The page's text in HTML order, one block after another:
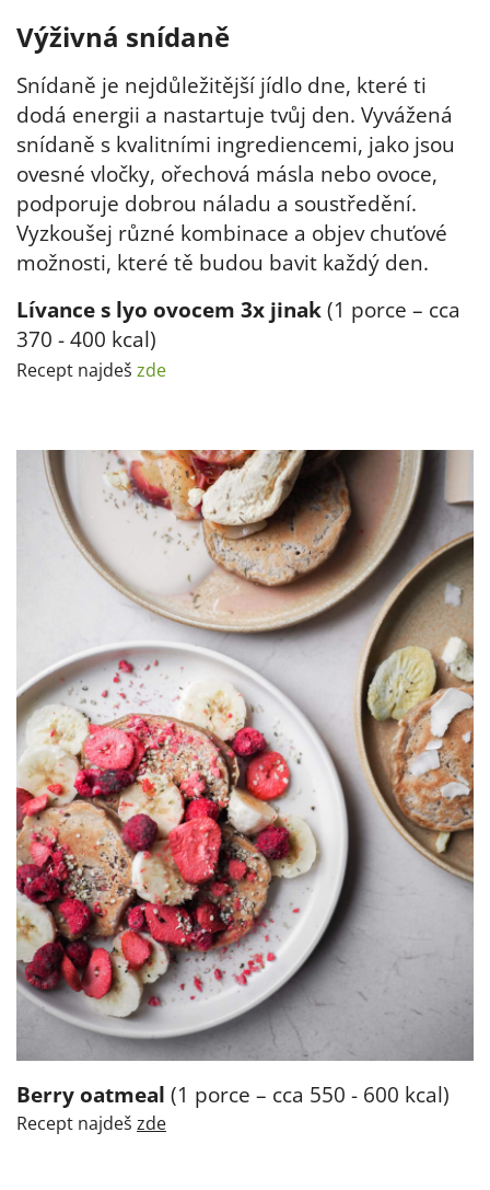
Výživná snídaně
Snídaně je nejdůležitější jídlo dne, které ti
dodá energii a nastartuje tvůj den. Vyvážená
snídaně s kvalitními ingrediencemi, jako jsou
ovesné vločky, ořechová másla nebo ovoce,
podporuje dobrou náladu a soustředění.
Vyzkoušej různé kombinace a objev chuťové
možnosti, které tě budou bavit každý den.
Lívance s lyo ovocem 3x jinak (1 porce – cca
370 - 400 kcal)
Recept najdeš zde
Berry oatmeal (1 porce – cca 550 - 600 kcal)
Recept najdeš zde